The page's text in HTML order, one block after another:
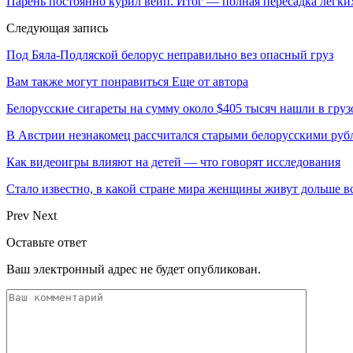
Следующая запись
Под Бяла-Подляской белорус неправильно вез опасный груз
Вам также могут понравиться Еще от автора
Белорусские сигареты на сумму около $405 тысяч нашли в
В Австрии незнакомец рассчитался старыми белорусскими
Как видеоигры влияют на детей — что говорят исследования
Стало известно, в какой стране мира женщины живут дольше
Prev Next
Оставьте ответ
Ваш электронный адрес не будет опубликован.